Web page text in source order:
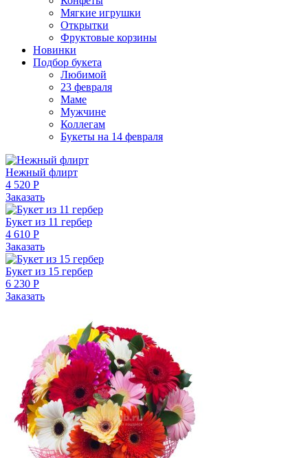
Мягкие игрушки
Открытки
Фруктовые корзины
Новинки
Подбор букета
Любимой
23 февраля
Маме
Мужчине
Коллегам
Букеты на 14 февраля
Нежный флирт
4 520 Р
Заказать
Букет из 11 гербер
4 610 Р
Заказать
Букет из 15 гербер
6 230 Р
Заказать